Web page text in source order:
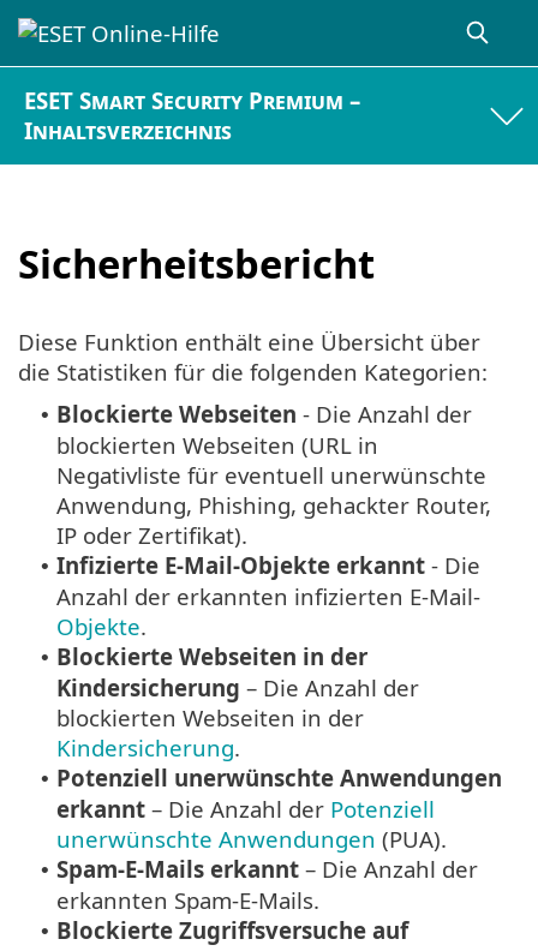
ESET Smart Security Premium –
Inhaltsverzeichnis
Sicherheitsbericht
Diese Funktion enthält eine Übersicht über
die Statistiken für die folgenden Kategorien:
• Blockierte Webseiten - Die Anzahl der
blockierten Webseiten (URL in
Negativliste für eventuell unerwünschte
Anwendung, Phishing, gehackter Router,
IP oder Zertifikat).
• Infizierte E-Mail-Objekte erkannt - Die
Anzahl der erkannten infizierten E-Mail-
Objekte.
• Blockierte Webseiten in der
Kindersicherung – Die Anzahl der
blockierten Webseiten in der
Kindersicherung.
• Potenziell unerwünschte Anwendungen
erkannt – Die Anzahl der Potenziell
unerwünschte Anwendungen (PUA).
• Spam-E-Mails erkannt – Die Anzahl der
erkannten Spam-E-Mails.
• Blockierte Zugriffsversuche auf